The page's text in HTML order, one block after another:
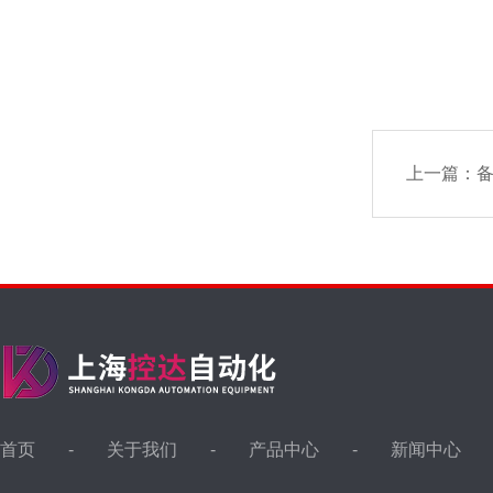
上一篇：
首页 关于我们 产品中心 新闻中心